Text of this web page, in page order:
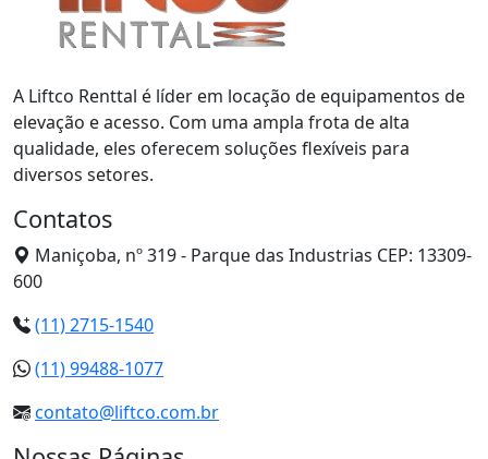
A Liftco Renttal é líder em locação de equipamentos de
elevação e acesso. Com uma ampla frota de alta
qualidade, eles oferecem soluções flexíveis para
diversos setores.
Contatos
Maniçoba, nº 319 - Parque das Industrias CEP: 13309-
600
(11) 2715-1540
(11) 99488-1077
contato@liftco.com.br